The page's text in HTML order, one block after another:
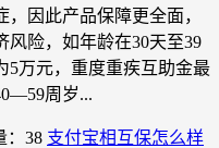
因此产品保障更全面，
风险，如年龄在30天至39
5万元，重度重疾互助金最
周岁...
：38 支付宝相互保怎么样